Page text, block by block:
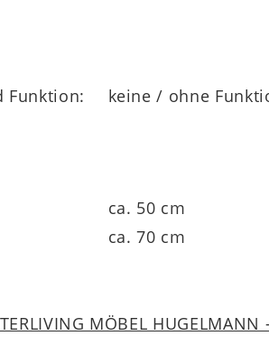
Funktion:
keine / ohne
ca. 50 cm
ca. 70 cm
MÖBEL